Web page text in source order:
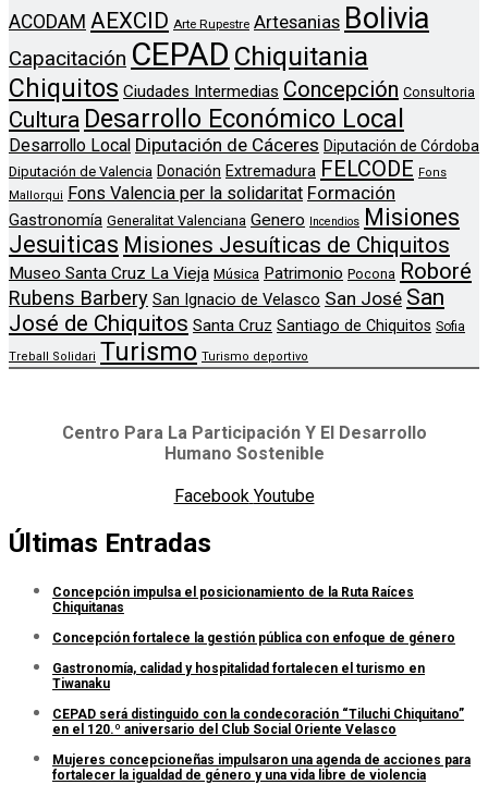
ACODAM AEXCID Arte Rupestre Artesanias Bolivia
Capacitación CEPAD Chiquitania
Chiquitos Ciudades Intermedias Concepción Consultoria
Cultura Desarrollo Económico Local
Desarrollo Local Diputación de Cáceres Diputación de Córdoba
Diputación de Valencia Donación Extremadura FELCODE Fons
Mallorqui
Fons Valencia per la solidaritat Formación
Gastronomía Generalitat Valenciana Genero Incendios
Misiones
Jesuiticas Misiones Jesuíticas de Chiquitos
Museo Santa Cruz La Vieja Música Patrimonio Pocona Roboré
Rubens Barbery San Ignacio de Velasco San José San
José de Chiquitos Santa Cruz Santiago de Chiquitos Sofia
Treball Solidari Turismo Turismo deportivo
Centro Para La Participación Y El Desarrollo
Humano Sostenible
Facebook Youtube
Últimas Entradas
Concepción impulsa el posicionamiento de la Ruta Raíces
Chiquitanas
Concepción fortalece la gestión pública con enfoque de género
Gastronomía, calidad y hospitalidad fortalecen el turismo en
Tiwanaku
CEPAD será distinguido con la condecoración “Tiluchi Chiquitano”
en el 120.º aniversario del Club Social Oriente Velasco
Mujeres concepcioneñas impulsaron una agenda de acciones para
fortalecer la igualdad de género y una vida libre de violencia